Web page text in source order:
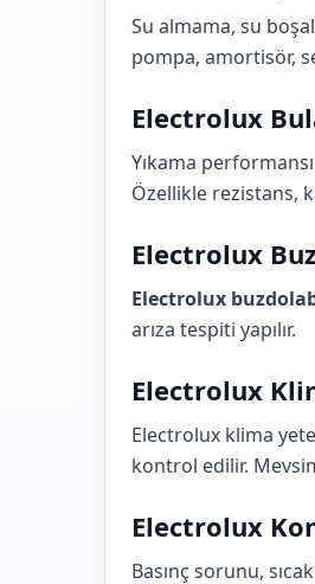
Su almama, su
pompa, amortisör,
Electrolux
Yıkama
Özellikle rezistans,
Electrolux
Electrolux
arıza tespiti yapılır.
Electrolux
Electrolux klima
kontrol edilir.
Electrolux
Basınç sorunu,